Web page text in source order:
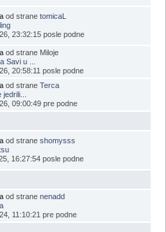
od stranetomicaL
23:32:15 posle podne
od strane Miloje
Savi u ...
20:58:11 posle podne
od straneTerca
09:00:49 pre podne
od straneshomysss
16:27:54 posle podne
od stranenenadd
11:10:21 pre podne